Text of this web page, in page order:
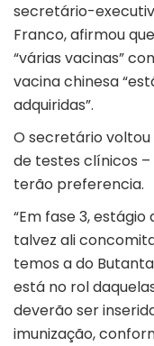
secretário-
Franco, afirmou
“várias vacinas”
vacina chinesa
adquiridas”.
O secretário voltou
de testes clínicos
terão preferencia.
“Em fase 3,
talvez ali
temos a do
está no rol
deverão ser
imunização,